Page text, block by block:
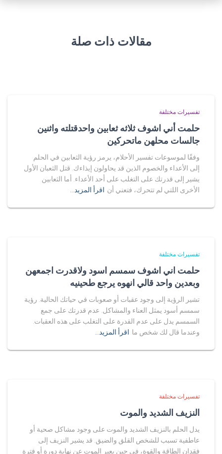
مقالات ذات صلة
تفسيرات مختلفة
حلمت أني اشوف ثلاثه ثعابين واحدقتلته واثنين
جالسات محلهن ماتحركين
وفقًا لموسوعات تفسير الأحلام، يرمز رؤية الثعابين في الحلم
إلى الأعداء والخصوم الذين قد يحاولون إيذاءك. قتل الثعبان الأول
يشير إلى قدرتك على التغلب على أحد الأعداء. أما الثعابين
الأخرى اللتي لم تتحرك، فتعني أن اقرأ المزيد…
تفسيرات مختلفة
حلمت اني اشوف سمسم اسود ولاقدرت اجمعهن
وبعدين واحد قالي انهوه يرجع طحينيه
تشير الرؤية إلى وجود عقبات أو صعوبات في حياتك الحالية. رؤية
سمسم أسود يمثل العناء والمشاكل. عدم قدرتك على جمع
السمسم يدل على عدم القدرة على التغلب على هذه العقبات.
وعندما قال لك شخص ما اقرأ المزيد…
تفسيرات مختلفة
النزيف الشديد والموت
يدل الحلم بالنزيف الشديد والموت على وجود مشاكل صحية أو
عاطفية تسبب للشخص القلق والضيق. قد يشير النزيف إلى
فقدان الطاقة والقوة، في حين يعبر الموت عن نهاية دورة أو فترة